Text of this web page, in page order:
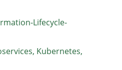
Lifecycle-
Kubernetes,